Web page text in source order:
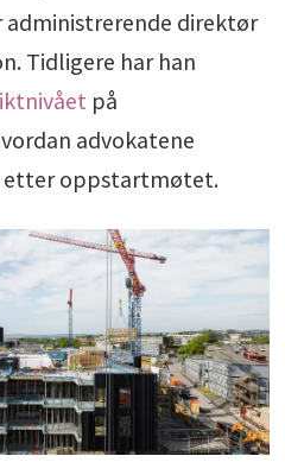
direktør
Tidligere har han
på
advokatene
etter oppstartmøtet.